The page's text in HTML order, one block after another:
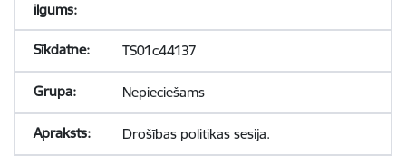
TS01c44137
Nepieciešams
Drošības politikas sesija.